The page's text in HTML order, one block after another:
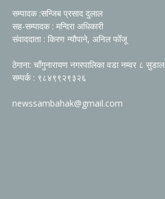
सम्पादक :सन्जिब प्रसाद दुलाल
सह-सम्पादक : मन्दिरा अधिकारी
संवाददाता : किरण न्यौपाने, अनिल फोँजू
ठेगाना: चाँगुनारायण नगरपालिका वडा नम्वर ८ सुडाल
सम्पर्क : ९८४९९२९३२६
newssambahak@gmail.com